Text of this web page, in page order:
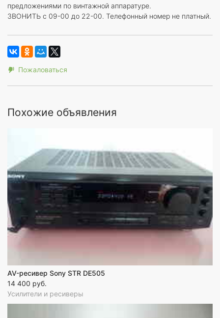
предложениями по винтажной аппаратуре.
ЗВОНИТЬ с 09-00 до 22-00. Телефонный номер не платный.
Пожаловаться
Похожие объявления
AV-ресивер Sony STR DE505
14 400 руб.
Усилители и ресиверы